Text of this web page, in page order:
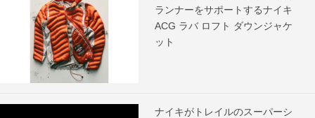
ランナーをサポートするナイキ
ACG ラバ ロフト ダウンジャケ
ット
ナイキがトレイルのスーパーシ